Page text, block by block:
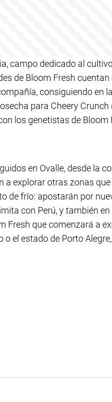
campo dedicado al
de Bloom Fresh
consiguiendo en
para Cheery Crunch
los genetistas de Bloom
en Ovalle, desde la
a explorar otras zonas
de frío: apostarán por
con Perú, y también
Fresh que comenzará a
el estado de Porto